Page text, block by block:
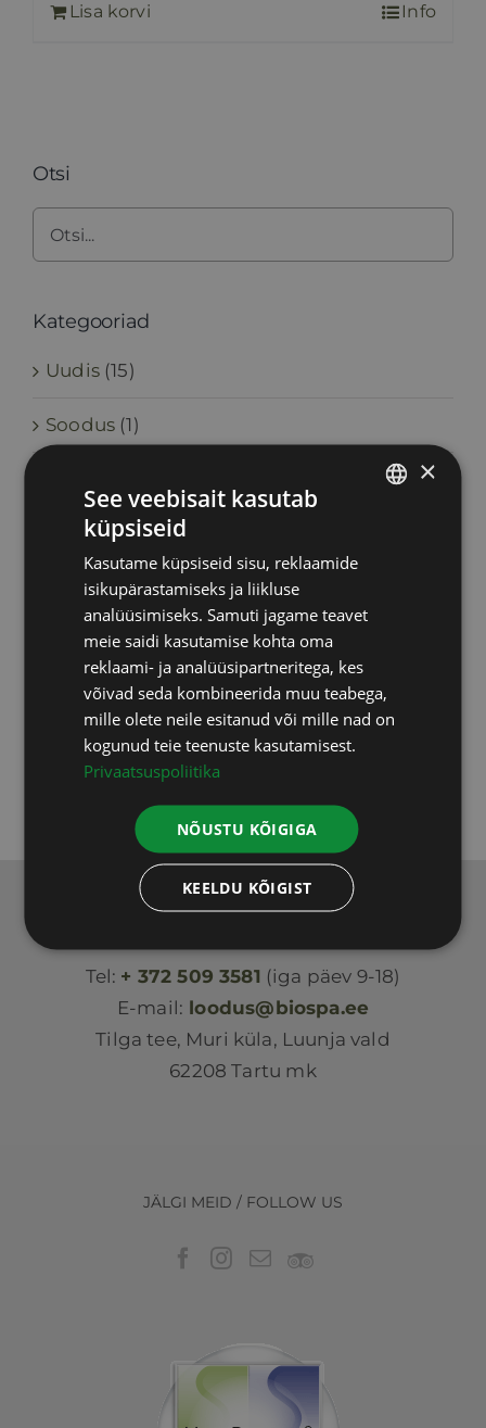
Lisa korvi Info
Otsi
Kategooriad
Uudis (15)
Soodus (1)
Upgraders (6)
Vastuvõtud (2)
Testid, uuringud (9)
Varia (5)
Koolitused (3)
Tel: + 372 509 3581 (iga päev 9-18)
E-mail: loodus@biospa.ee
Tilga tee, Muri küla, Luunja vald
62208 Tartu mk
JÄLGI MEID / FOLLOW US
×
See veebisait kasutab
küpsiseid
Kasutame küpsiseid sisu, reklaamide
isikupärastamiseks ja liikluse
analüüsimiseks. Samuti jagame teavet
meie saidi kasutamise kohta oma
reklaami- ja analüüsipartneritega, kes
võivad seda kombineerida muu teabega,
mille olete neile esitanud või mille nad on
kogunud teie teenuste kasutamisest.
Privaatsuspoliitika
NÕUSTU KÕIGIGA
KEELDU KÕIGIST